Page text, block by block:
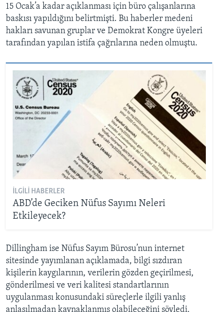
15 Ocak’a kadar açıklanması için büro çalışanlarına
baskısı yapıldığını belirtmişti. Bu haberler medeni
hakları savunan gruplar ve Demokrat Kongre üyeleri
tarafından yapılan istifa çağrılarına neden olmuştu.
İLGILI HABERLER
ABD’de Geciken Nüfus Sayımı Neleri
Etkileyecek?
Dillingham ise Nüfus Sayım Bürosu’nun internet
sitesinde yayımlanan açıklamada, bilgi sızdıran
kişilerin kaygılarının, verilerin gözden geçirilmesi,
gönderilmesi ve veri kalitesi standartlarının
uygulanması konusundaki süreçlerle ilgili yanlış
anlaşılmadan kaynaklanmış olabileceğini söyledi.